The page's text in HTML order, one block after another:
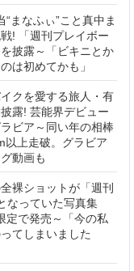
“まなふぃ”こと真中ま
! 「週刊プレイボー
披露～「ビキニとか
は初めてかも」
クを愛する旅人・有
露! 芸能界デビュー
ビア～同い年の相棒
以上走破。グラビア
動画も
裸ショットが「週刊
なっていた写真集
定で発売～「今の私
てしまいました